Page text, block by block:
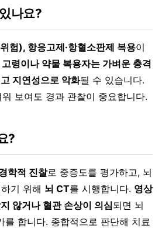
나요?
험), 항응고제·항혈소판제 복용이
고령이나 약물 복용자는 가벼운 충격
지연성으로 악화될 수 있습니다.
보여도 경과 관찰이 중요합니다.
?
학적 진찰로 중증도를 평가하고, 뇌
기 위해 뇌 CT를 시행합니다. 영상
않거나 혈관 손상이 의심되면 뇌
를 합니다. 종합적으로 판단해 치료